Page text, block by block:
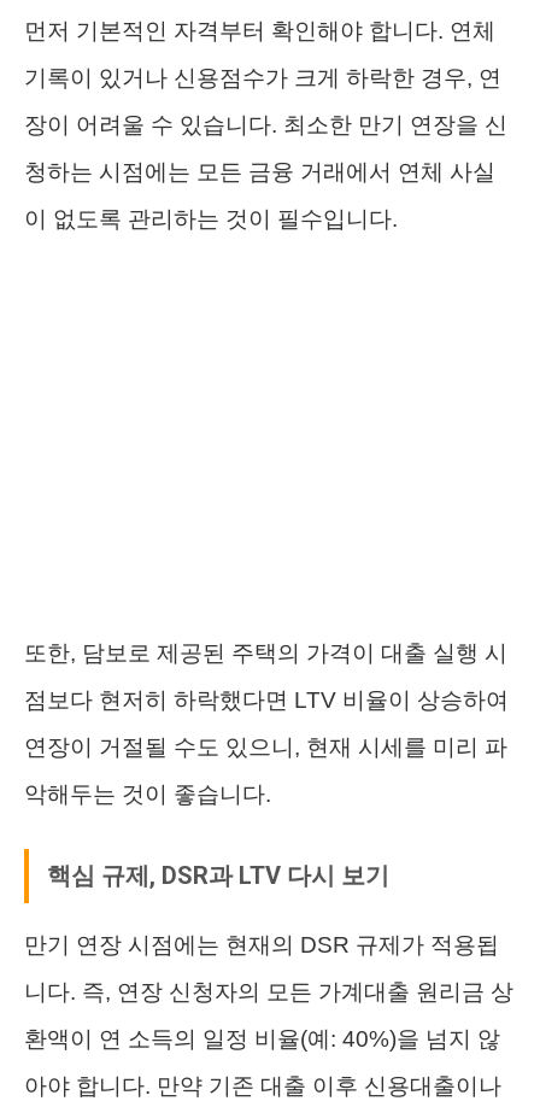
먼저 기본적인 자격부터 확인해야 합니다. 연체
기록이 있거나 신용점수가 크게 하락한 경우, 연
장이 어려울 수 있습니다. 최소한 만기 연장을 신
청하는 시점에는 모든 금융 거래에서 연체 사실
이 없도록 관리하는 것이 필수입니다.
또한, 담보로 제공된 주택의 가격이 대출 실행 시
점보다 현저히 하락했다면 LTV 비율이 상승하여
연장이 거절될 수도 있으니, 현재 시세를 미리 파
악해두는 것이 좋습니다.
핵심 규제, DSR과 LTV 다시 보기
만기 연장 시점에는 현재의 DSR 규제가 적용됩
니다. 즉, 연장 신청자의 모든 가계대출 원리금 상
환액이 연 소득의 일정 비율(예: 40%)을 넘지 않
아야 합니다. 만약 기존 대출 이후 신용대출이나